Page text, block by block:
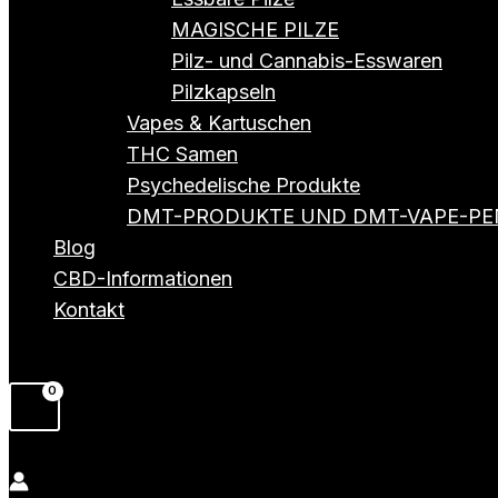
MAGISCHE PILZE
Pilz- und Cannabis-Esswaren
Pilzkapseln
Vapes & Kartuschen
THC Samen
Psychedelische Produkte
DMT-PRODUKTE UND DMT-VAPE-
Blog
CBD-Informationen
Kontakt